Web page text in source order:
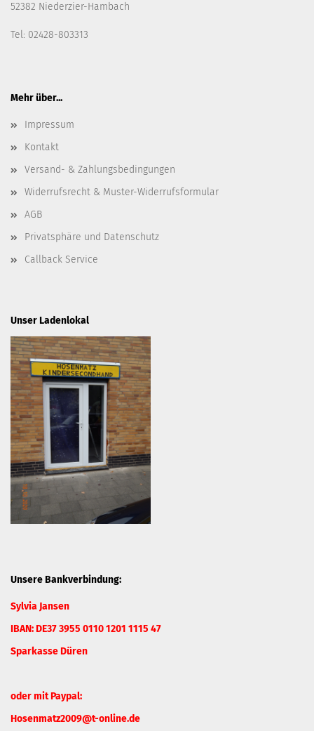
52382 Niederzier-Hambach
Tel: 02428-803313
Mehr über...
Impressum
Kontakt
Versand- & Zahlungsbedingungen
Widerrufsrecht & Muster-Widerrufsformular
AGB
Privatsphäre und Datenschutz
Callback Service
Unser Ladenlokal
Unsere Bankverbindung:
Sylvia Jansen
IBAN: DE37 3955 0110 1201 1115 47
Sparkasse Düren
oder mit Paypal:
Hosenmatz2009@t-online.de